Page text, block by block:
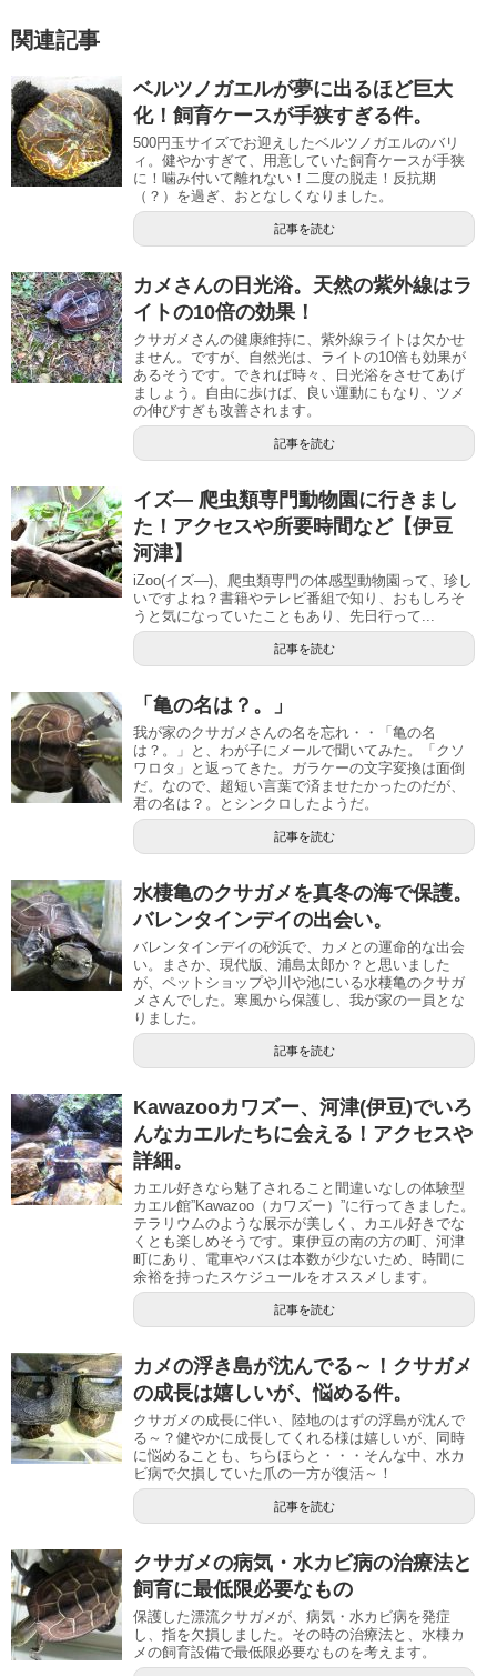
関連記事
ベルツノガエルが夢に出るほど巨大
化！飼育ケースが手狭すぎる件。
500円玉サイズでお迎えしたベルツノガエルのバリ
ィ。健やかすぎて、用意していた飼育ケースが手狭
に！噛み付いて離れない！二度の脱走！反抗期
（？）を過ぎ、おとなしくなりました。
記事を読む
カメさんの日光浴。天然の紫外線はラ
イトの10倍の効果！
クサガメさんの健康維持に、紫外線ライトは欠かせ
ません。ですが、自然光は、ライトの10倍も効果が
あるそうです。できれば時々、日光浴をさせてあげ
ましょう。自由に歩けば、良い運動にもなり、ツメ
の伸びすぎも改善されます。
記事を読む
イズ― 爬虫類専門動物園に行きまし
た！アクセスや所要時間など【伊豆
河津】
iZoo(イズ―)、爬虫類専門の体感型動物園って、珍し
いですよね？書籍やテレビ番組で知り、おもしろそ
うと気になっていたこともあり、先日行って...
記事を読む
「亀の名は？。」
我が家のクサガメさんの名を忘れ・・「亀の名
は？。」と、わが子にメールで聞いてみた。「クソ
ワロタ」と返ってきた。ガラケーの文字変換は面倒
だ。なので、超短い言葉で済ませたかったのだが、
君の名は？。とシンクロしたようだ。
記事を読む
水棲亀のクサガメを真冬の海で保護。
バレンタインデイの出会い。
バレンタインデイの砂浜で、カメとの運命的な出会
い。まさか、現代版、浦島太郎か？と思いました
が、ペットショップや川や池にいる水棲亀のクサガ
メさんでした。寒風から保護し、我が家の一員とな
りました。
記事を読む
Kawazooカワズー、河津(伊豆)でいろ
んなカエルたちに会える！アクセスや
詳細。
カエル好きなら魅了されること間違いなしの体験型
カエル館”Kawazoo（カワズー）”に行ってきました。
テラリウムのような展示が美しく、カエル好きでな
くとも楽しめそうです。東伊豆の南の方の町、河津
町にあり、電車やバスは本数が少ないため、時間に
余裕を持ったスケジュールをオススメします。
記事を読む
カメの浮き島が沈んでる～！クサガメ
の成長は嬉しいが、悩める件。
クサガメの成長に伴い、陸地のはずの浮島が沈んで
る～？健やかに成長してくれる様は嬉しいが、同時
に悩めることも、ちらほらと・・・そんな中、水カ
ビ病で欠損していた爪の一方が復活～！
記事を読む
クサガメの病気・水カビ病の治療法と
飼育に最低限必要なもの
保護した漂流クサガメが、病気・水カビ病を発症
し、指を欠損しました。その時の治療法と、水棲カ
メの飼育設備で最低限必要なものを考えます。